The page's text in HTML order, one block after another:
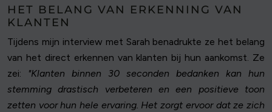
HET BELANG VAN ERKENNING VAN
KLANTEN
Tijdens mijn interview met Sarah benadrukte ze het belang
van het direct erkennen van klanten bij hun aankomst. Ze
zei:
"Klanten binnen 30 seconden bedanken kan hun
stemming drastisch verbeteren en een positieve toon
zetten voor hun hele ervaring. Het zorgt ervoor dat ze zich